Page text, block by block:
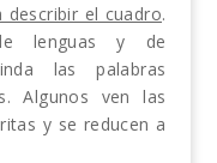
el cuadro.
len­guas y de
las pa­labras
Algunos ven las
y se reducen a